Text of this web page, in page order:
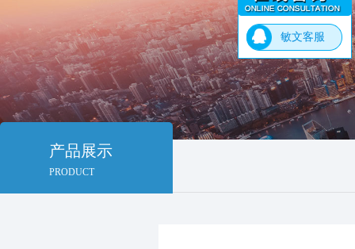
产品展示
PRODUCT
敏文客服